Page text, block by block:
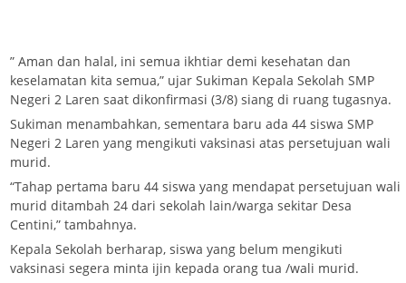
” Aman dan halal, ini semua ikhtiar demi kesehatan dan
keselamatan kita semua,” ujar Sukiman Kepala Sekolah SMP
Negeri 2 Laren saat dikonfirmasi (3/8) siang di ruang tugasnya.
Sukiman menambahkan, sementara baru ada 44 siswa SMP
Negeri 2 Laren yang mengikuti vaksinasi atas persetujuan wali
murid.
“Tahap pertama baru 44 siswa yang mendapat persetujuan wali
murid ditambah 24 dari sekolah lain/warga sekitar Desa
Centini,” tambahnya.
Kepala Sekolah berharap, siswa yang belum mengikuti
vaksinasi segera minta ijin kepada orang tua /wali murid.